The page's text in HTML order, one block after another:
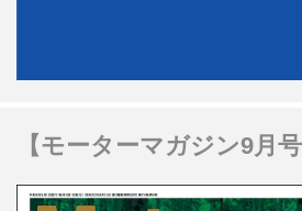
【モーターマガジン9月